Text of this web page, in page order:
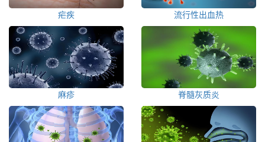
疟疾 流行性出血热
麻疹 脊髓灰质炎